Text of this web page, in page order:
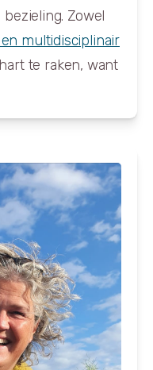
Zowel
multidisciplinair
te raken, want